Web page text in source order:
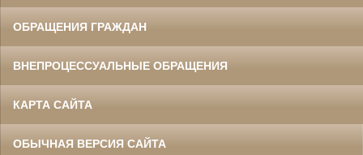
ОБРАЩЕНИЯ ГРАЖДАН
ВНЕПРОЦЕССУАЛЬНЫЕ ОБРАЩЕНИЯ
КАРТА САЙТА
ОБЫЧНАЯ ВЕРСИЯ САЙТА